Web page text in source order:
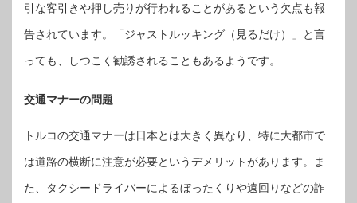
引な客引きや押し売りが行われることがあるという欠点も報
告されています。「ジャストルッキング（見るだけ）」と言
っても、しつこく勧誘されることもあるようです。
交通マナーの問題
トルコの交通マナーは日本とは大きく異なり、特に大都市で
は道路の横断に注意が必要というデメリットがあります。ま
た、タクシードライバーによるぼったくりや遠回りなどの詐